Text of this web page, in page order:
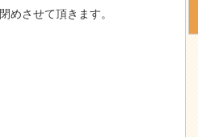
めさせて頂きます。